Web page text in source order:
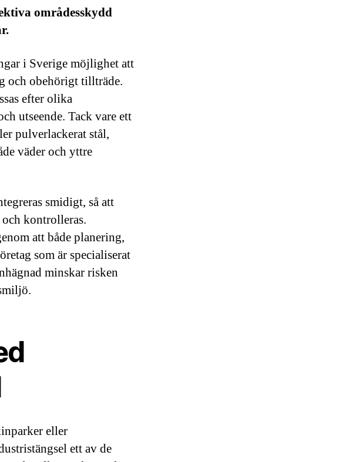
områdesskydd
i Sverige möjlighet att
och obehörigt tillträde.
efter olika
utseende. Tack vare ett
pulverlackerat stål,
väder och yttre
smidigt, så att
kontrolleras.
att både planering,
som är specialiserat
minskar risken
eller
ett av de